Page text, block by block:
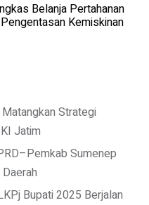
Belanja Pertahanan
Kemiskinan
Strategi
Jatim
Sumenep
Bupati 2025 Berjalan